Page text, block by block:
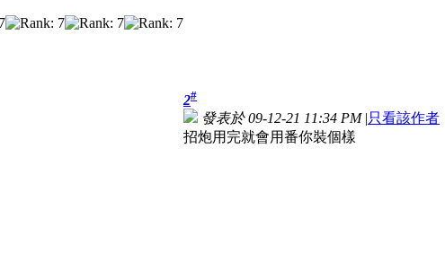
2#
發表於 09-12-21 11:34 PM |只看該作者
招炮用完就會用番你裝個樣